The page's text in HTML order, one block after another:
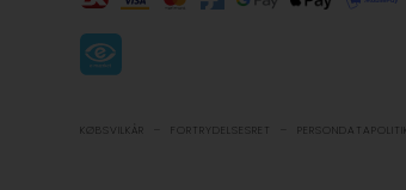
KØBSVILKÅR -FORTRYDELSESRET -PERSONDATAPOLITIK